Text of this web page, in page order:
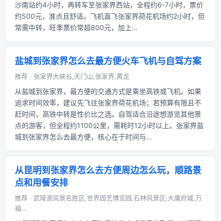
沙南站约4小时，再转车至张家界西站，全程约6-7小时，票价
约500元，准点且舒适。飞机直飞张家界荷花机场约2小时，但
常需中转，旺季票价常超800元，加上...
盐城到张家界怎么去最方便火车飞机与自驾方案
推荐 · 张家界大峡谷,天门山,张家界,黄龙
从盐城到张家界，最方便的交通方式是乘坐高铁或飞机。如果
追求时间效率，建议先飞往张家界荷花机场；若预算有限且不
赶时间，高铁中转是性价比之选。自驾适合沿途想游览其他景
点的游客，但全程约1100公里，需耗时12小时以上。张家界盐
城到张家界怎么去最方便，核心在于时间与...
从昆明到张家界怎么去方便周边怎么玩，顺路景
点和用餐安排
推荐 · 武陵源风景名胜区,世界园艺博览园,石林风景区,大庸府城,万
福...